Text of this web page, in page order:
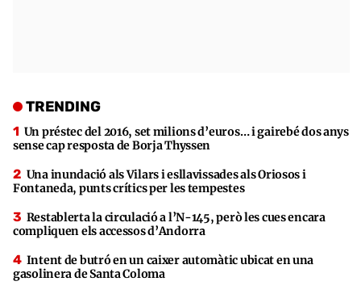
TRENDING
Un préstec del 2016, set milions d’euros… i gairebé dos anys
sense cap resposta de Borja Thyssen
Una inundació als Vilars i esllavissades als Oriosos i
Fontaneda, punts crítics per les tempestes
Restablerta la circulació a l’N-145, però les cues encara
compliquen els accessos d’Andorra
Intent de butró en un caixer automàtic ubicat en una
gasolinera de Santa Coloma